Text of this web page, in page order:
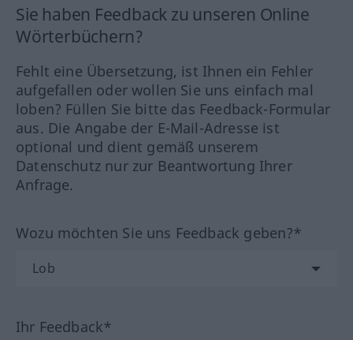
Sie haben Feedback zu unseren Online
Wörterbüchern?
Fehlt eine Übersetzung, ist Ihnen ein Fehler
aufgefallen oder wollen Sie uns einfach mal
loben? Füllen Sie bitte das Feedback-Formular
aus. Die Angabe der E-Mail-Adresse ist
optional und dient gemäß unserem
Datenschutz nur zur Beantwortung Ihrer
Anfrage.
Wozu möchten Sie uns Feedback geben?*
Ihr Feedback*